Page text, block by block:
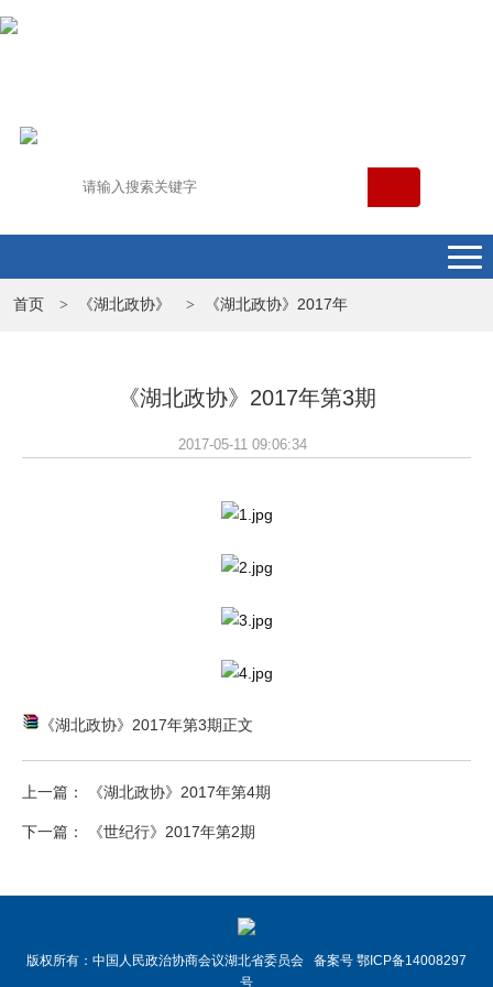
首页 > 《湖北政协》 > 《湖北政协》2017年
《湖北政协》2017年第3期
2017-05-11 09:06:34
《湖北政协》2017年第3期正文
上一篇： 《湖北政协》2017年第4期
下一篇： 《世纪行》2017年第2期
版权所有：中国人民政治协商会议湖北省委员会 备案号 鄂ICP备14008297
号